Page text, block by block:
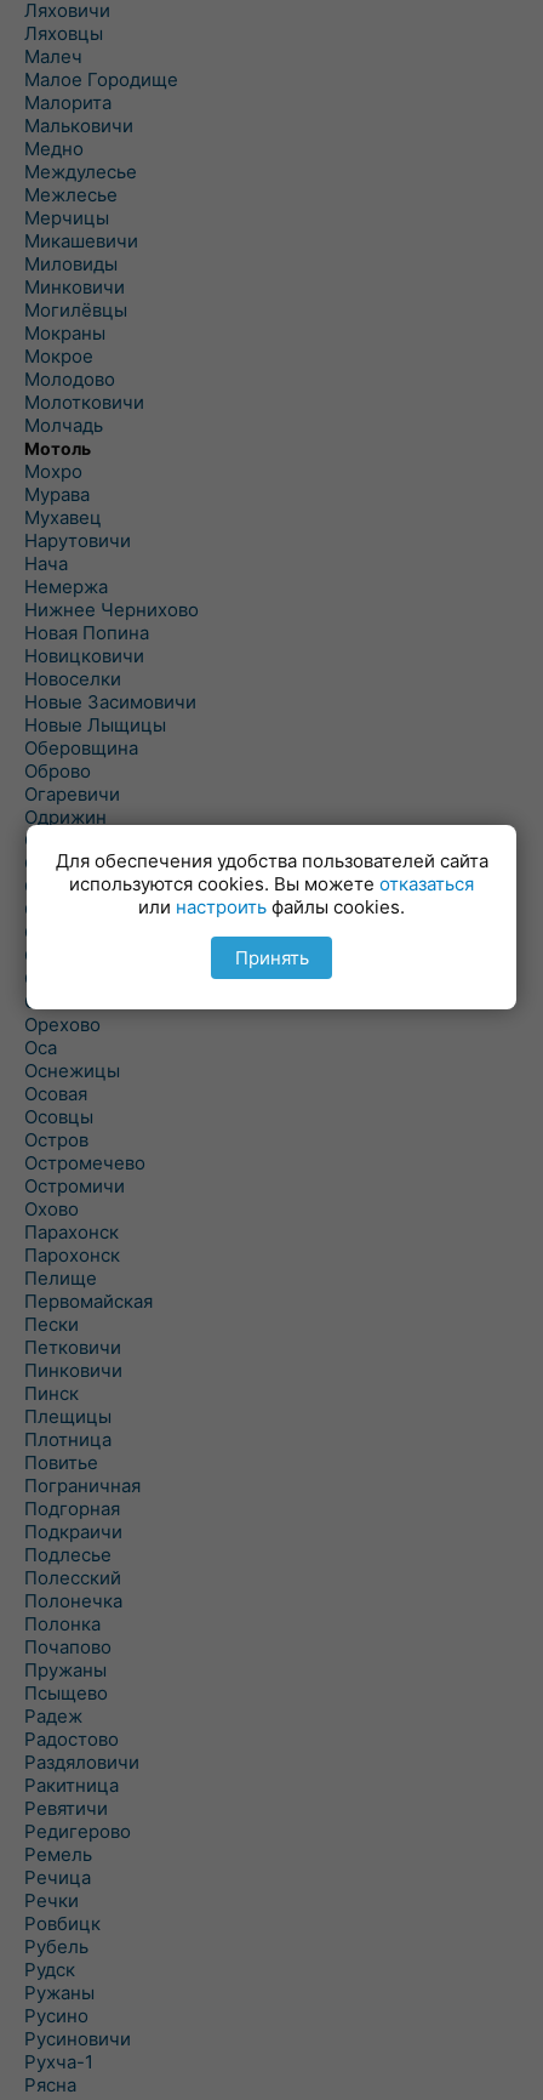
Ляховичи
Ляховцы
Малеч
Малое Городище
Малорита
Мальковичи
Медно
Междулесье
Межлесье
Мерчицы
Микашевичи
Миловиды
Минковичи
Могилёвцы
Мокраны
Мокрое
Молодово
Молотковичи
Молчадь
Мотоль
Мохро
Мурава
Мухавец
Нарутовичи
Нача
Немержа
Нижнее Чернихово
Новая Попина
Новицковичи
Новоселки
Новые Засимовичи
Новые Лыщицы
Оберовщина
Оброво
Огаревичи
Одрижин
Оздамичи
Озяты
Олтуш
Ольманы
Ольпень
Ольшаны
Омельная
Ополь
Орехово
Оса
Оснежицы
Осовая
Осовцы
Остров
Остромечево
Остромичи
Охово
Парахонск
Парохонск
Пелище
Первомайская
Пески
Петковичи
Пинковичи
Пинск
Плещицы
Плотница
Повитье
Пограничная
Подгорная
Подкраичи
Подлесье
Полесский
Полонечка
Полонка
Почапово
Пружаны
Псыщево
Радеж
Радостово
Раздяловичи
Ракитница
Ревятичи
Редигерово
Ремель
Речица
Речки
Ровбицк
Рубель
Рудск
Ружаны
Русино
Русиновичи
Рухча-1
Рясна
Для обеспечения удобства пользователей сайта
используются cookies. Вы можете отказаться
или настроить файлы cookies.
Принять